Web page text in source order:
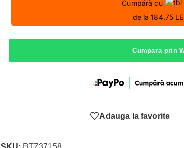
Cumpără cu
de la 184.75
Cumpara prin
Adauga la favorite